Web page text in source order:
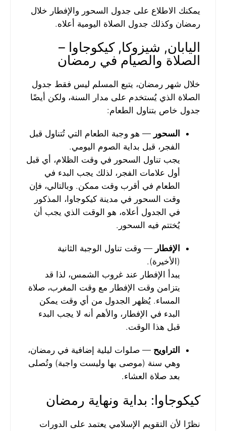
يمكنك الاطلاع على جدول السحور والإفطار خلال
رمضان وكذلك جدول الصلاة اليومية أعلاه.
اليابان, شيزوكا, كيكوجاوا –
الصلاة والصيام في رمضان
خلال شهر رمضان، يتبع المسلم ليس فقط جدول
الصلاة الذي يُستخدم على مدار السنة، ولكن أيضًا
جدول خاص بتناول الطعام:
السحور — هو وجبة الطعام التي تُتناول قبل
الفجر، قبل بداية الصوم اليومي.
يجب تناول السحور في وقت الظلام، أي قبل
أول علامات الفجر، لذلك يجب البدء في
الطعام في أقرب وقت ممكن. وبالتالي، فإن
وقت السحور في مدينة كيكوجاوا، المذكور
في الجدول أعلاه، هو الوقت الذي يجب أن
يُختتم فيه السحور.
الإفطار — وقت تناول الوجبة الثانية
(الأخيرة).
يبدأ الإفطار عند غروب الشمس، لذا قد
يتزامن وقت الإفطار مع وقت المغرب، صلاة
المساء. يُظهر الجدول من أي وقت يمكن
البدء في الإفطار، والأهم أنه لا يجب البدء
قبل هذا الوقت.
التراويح — صلوات ليلية إضافية في رمضان،
وهي سنة (موصى بها وليست واجبة) وتُصلى
بعد صلاة العشاء.
كيكوجاوا: بداية ونهاية رمضان
نظرًا لأن التقويم الإسلامي يعتمد على الدورات